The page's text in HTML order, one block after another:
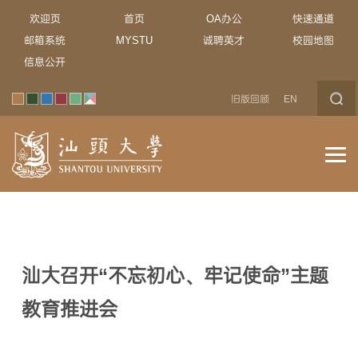
欢迎页 首页 OA办公
快速通道
邮箱系统
MYSTU 诚聘英才
校园地图
信息公开
旧版回顾 EN
汕大召开“不忘初心、牢记使命”主题
教育推进会